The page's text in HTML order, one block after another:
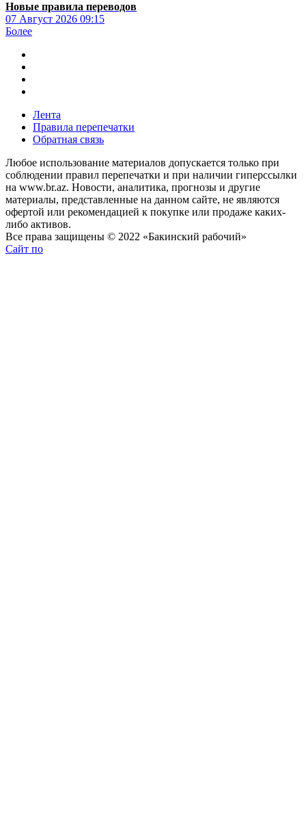
Новые правила переводов
07 Август 2026 09:15
Более
Лента
Правила перепечатки
Обратная связь
Любое использование материалов допускается только при
соблюдении правил перепечатки и при наличии гиперссылки
на www.br.az. Новости, аналитика, прогнозы и другие
материалы, представленные на данном сайте, не являются
офертой или рекомендацией к покупке или продаже каких-
либо активов.
Все права защищены © 2022 «Бакинский рабочий»
Сайт по